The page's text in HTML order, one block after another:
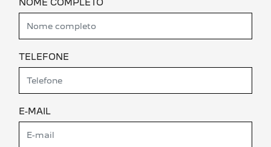
NOME COMPLETO
TELEFONE
E-MAIL